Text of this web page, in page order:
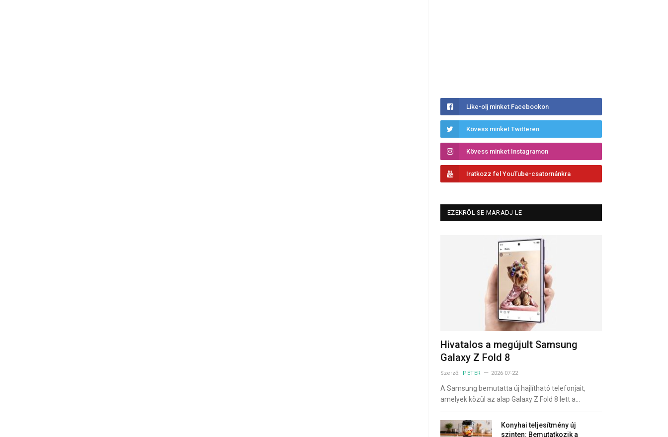
Like-olj minket Facebookon
Kövess minket Twitteren
Kövess minket Instagramon
Iratkozz fel YouTube-csatornánkra
EZEKRŐL SE MARADJ LE
Hivatalos a megújult Samsung
Galaxy Z Fold 8
Szerző: PÉTER 2026-07-22
A Samsung bemutatta új hajlítható telefonjait,
amelyek közül az alap Galaxy Z Fold 8 lett a…
Konyhai teljesítmény új
szinten: Bemutatkozik a